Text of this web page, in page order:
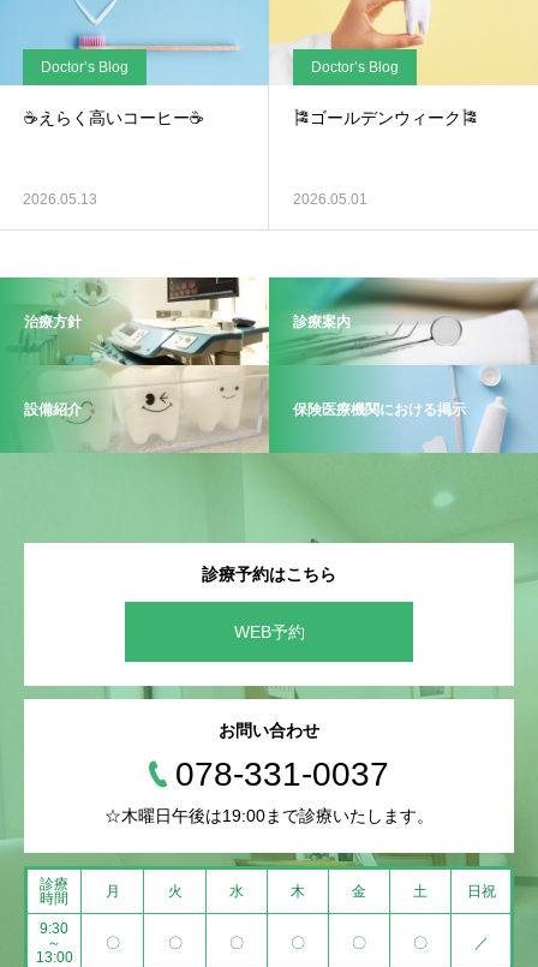
Doctor’s Blog
☕えらく高いコーヒー☕
2026.05.13
Doctor’s Blog
🎏ゴールデンウィーク🎏
2026.05.01
治療方針 診療案内
設備紹介 保険医療機関における掲示
診療予約はこちら
WEB予約
お問い合わせ
078-331-0037
☆木曜日午後は19:00まで診療いたします。
診療
時間
月 火 水 木 金 土 日祝
9:30
～
13:00
〇 〇 〇 〇 〇 〇 ／